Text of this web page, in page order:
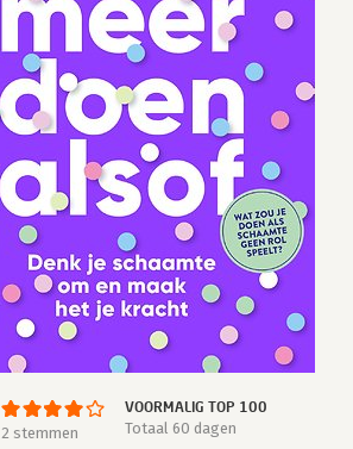
2 stemmen
VOORMALIG TOP 100
Totaal 60 dagen